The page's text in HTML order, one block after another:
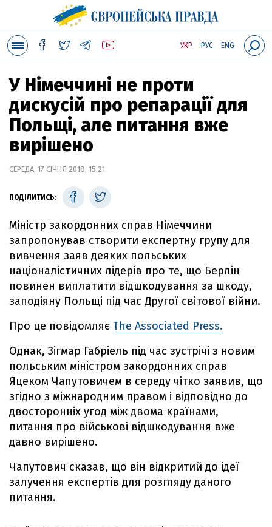
УКР РУС ENG
У Німеччині не проти
дискусій про репарації для
Польщі, але питання вже
вирішено
СЕРЕДА, 17 СІЧНЯ 2018, 15:21
ПОДІЛИТИСЬ:
Міністр закордонних справ Німеччини
запропонував створити експертну групу для
вивчення заяв деяких польських
націоналістичних лідерів про те, що Берлін
повинен виплатити відшкодування за шкоду,
заподіяну Польщі під час Другої світової війни.
Про це повідомляє The Associated Press.
Однак, Зігмар Габріель під час зустрічі з новим
польським міністром закордонних справ
Яцеком Чапутовичем в середу чітко заявив, що
згідно з міжнародним правом і відповідно до
двосторонніх угод між двома країнами,
питання про військові відшкодування вже
давно вирішено.
Чапутович сказав, що він відкритий до ідеї
залучення експертів для розгляду даного
питання.